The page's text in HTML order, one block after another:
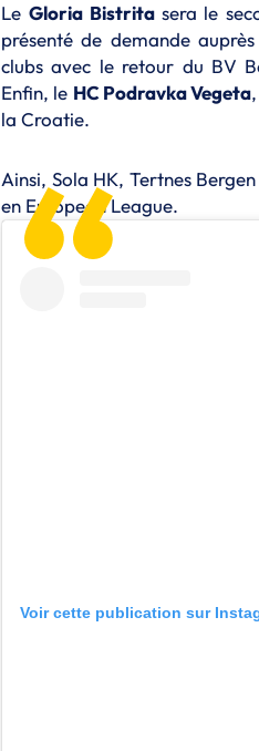
Le Gloria Bistrita sera le
présenté de demande
clubs avec le retour du BV
Enfin, le HC Podravka Vegeta
la Croatie.
Ainsi, Sola HK, Tertnes
en European League.
Voir cette publication sur